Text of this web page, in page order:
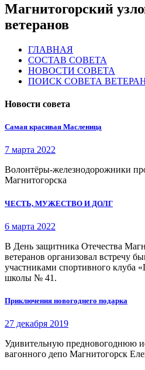
Магнитогорский
ветеранов
ГЛАВНАЯ
СОСТАВ СОВЕТА
НОВОСТИ СОВЕТА
ПОИСК СОВЕТА
Новости совета
Самая красивая Масленица
7 марта 2022
Волонтёры-железнодорожники
Магнитогорска
ЧЕСТЬ, МУЖЕСТВО И ДОЛГ
6 марта 2022
В День защитника Отечества
ветеранов организовал встречу
участниками спортивного клуба
школы № 41.
Приключения новогоднего подарка
27 декабря 2019
Удивительную предновогоднюю
вагонного депо Магнитогорск